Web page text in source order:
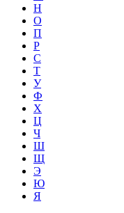
Н
О
П
Р
С
Т
У
Ф
Х
Ц
Ч
Ш
Щ
Э
Ю
Я